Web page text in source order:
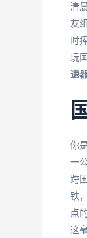
清
友
时
玩
速
你
一
跨
铁
点
这